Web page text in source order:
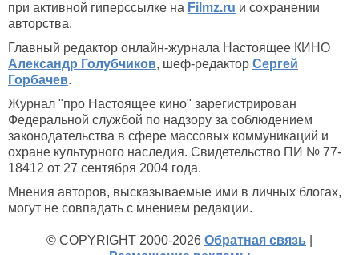
при активной гиперссылке на Filmz.ru и сохранении
авторства.
Главный редактор онлайн-журнала Настоящее КИНО
Александр Голубчиков, шеф-редактор Сергей
Горбачев.
Журнал "про Настоящее кино" зарегистрирован
Федеральной службой по надзору за соблюдением
законодательства в сфере массовых коммуникаций и
охране культурного наследия. Свидетельство ПИ № 77-
18412 от 27 сентября 2004 года.
Мнения авторов, высказываемые ими в личных блогах,
могут не совпадать с мнением редакции.
© COPYRIGHT 2000-2026 Обратная связь